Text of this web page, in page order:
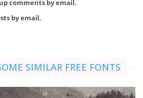
comments by email.
by email.
SIMILAR FREE FONTS